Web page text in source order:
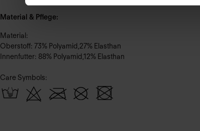
Material & Pflege:
Material:
Oberstoff: 73% Polyamid,27% Elasthan
Innenfutter: 88% Polyamid,12% Elasthan
Care Symbols: